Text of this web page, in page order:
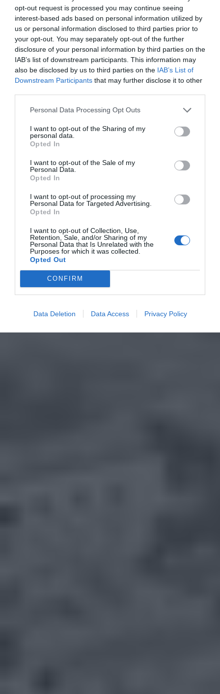
opt-out request is processed you may continue seeing
interest-based ads based on personal information utilized by
us or personal information disclosed to third parties prior to
your opt-out. You may separately opt-out of the further
disclosure of your personal information by third parties on the
IAB’s list of downstream participants. This information may
also be disclosed by us to third parties on the IAB’s List of
Downstream Participants that may further disclose it to other
Personal Data Processing Opt Outs
I want to opt-out of the Sharing of my
personal data.
Opted In
I want to opt-out of the Sale of my
Personal Data.
Opted In
I want to opt-out of processing my
Personal Data for Targeted Advertising.
Opted In
I want to opt-out of Collection, Use,
Retention, Sale, and/or Sharing of my
Personal Data that Is Unrelated with the
Purposes for which it was collected.
Opted Out
CONFIRM
Data Deletion Data Access Privacy Policy